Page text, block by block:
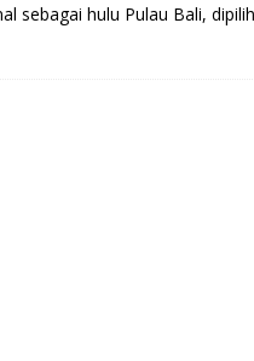
sebagai hulu Pulau Bali,